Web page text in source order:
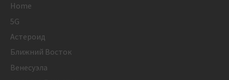
Home
5G
Астероид
Ближний Восток
Венесуэла